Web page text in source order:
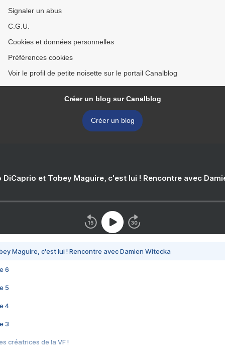
Signaler un abus
C.G.U.
Cookies et données personnelles
Préférences cookies
Voir le profil de petite noisette sur le portail Canalblog
Créer un blog sur Canalblog
Créer un blog
DiCaprio et Tobey Maguire, c'est lui ! Rencontre avec
Maguire, c'est lui ! Rencontre avec Damien Witecka
6
5
4
3
créatrices de la VF !